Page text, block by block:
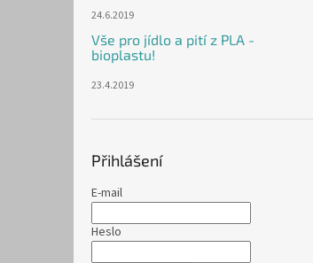
24.6.2019
Vše pro jídlo a pití z PLA -
bioplastu!
23.4.2019
Přihlášení
E-mail
Heslo